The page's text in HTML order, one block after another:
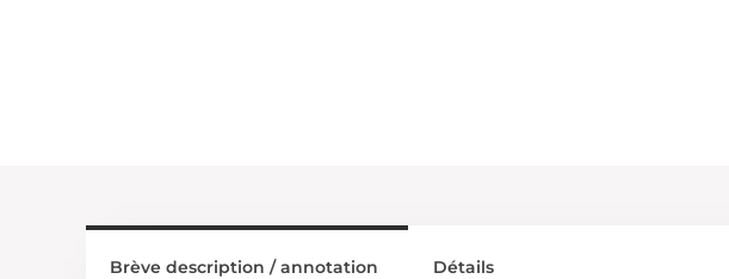
Brève description / annotation Détails